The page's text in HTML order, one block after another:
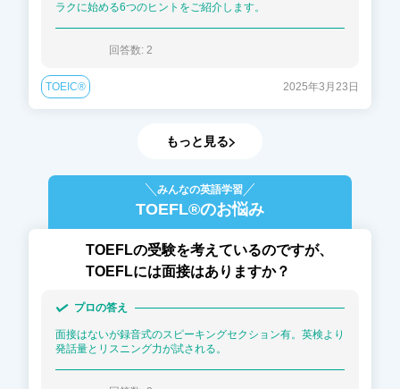
ラクに始める6つのヒントをご紹介します。
回答数: 2
TOEIC® 2025年3月23日
もっと見る
みんなの英語学習
TOEFL®のお悩み
TOEFLの受験を考えているのですが、
TOEFLには面接はありますか？
プロの答え
面接はないが録音式のスピーキングセクション有。英検より
発話量とリスニング力が試される。